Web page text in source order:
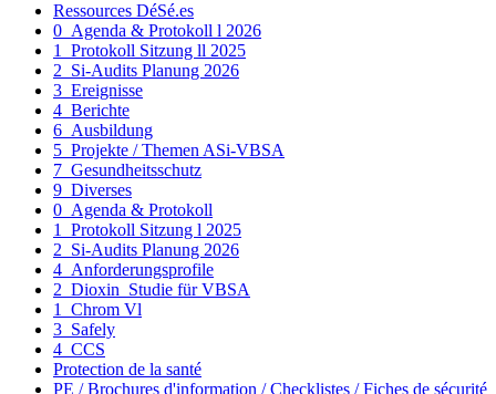
Ressources DéSé.es
0_Agenda & Protokoll l 2026
1_Protokoll Sitzung ll 2025
2_Si-Audits Planung 2026
3_Ereignisse
4_Berichte
6_Ausbildung
5_Projekte / Themen ASi-VBSA
7_Gesundheitsschutz
9_Diverses
0_Agenda & Protokoll
1_Protokoll Sitzung l 2025
2_Si-Audits Planung 2026
4_Anforderungsprofile
2_Dioxin_Studie für VBSA
1_Chrom Vl
3_Safely
4_CCS
Protection de la santé
PE / Brochures d'information / Checklistes / Fiches de sécurité